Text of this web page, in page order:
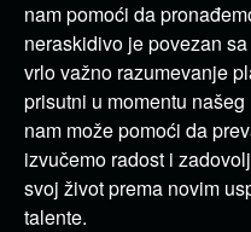
nam pomoći da
neraskidivo je povezan
vrlo važno razumevanje
prisutni u momentu
nam može pomoći da
izvučemo radost i
svoj život prema novim
talente.